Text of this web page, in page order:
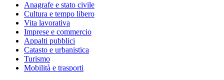
Anagrafe e stato civile
Cultura e tempo libero
Vita lavorativa
Imprese e commercio
Appalti pubblici
Catasto e urbanistica
Turismo
Mobilità e trasporti